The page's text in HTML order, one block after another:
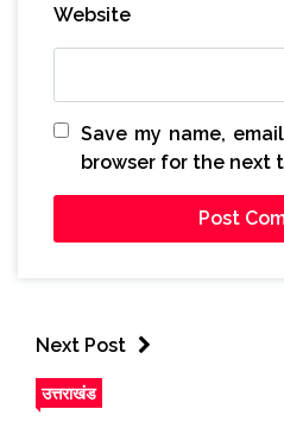
Website
Save my name,
browser for the next
Next Post
उत्तराखंड